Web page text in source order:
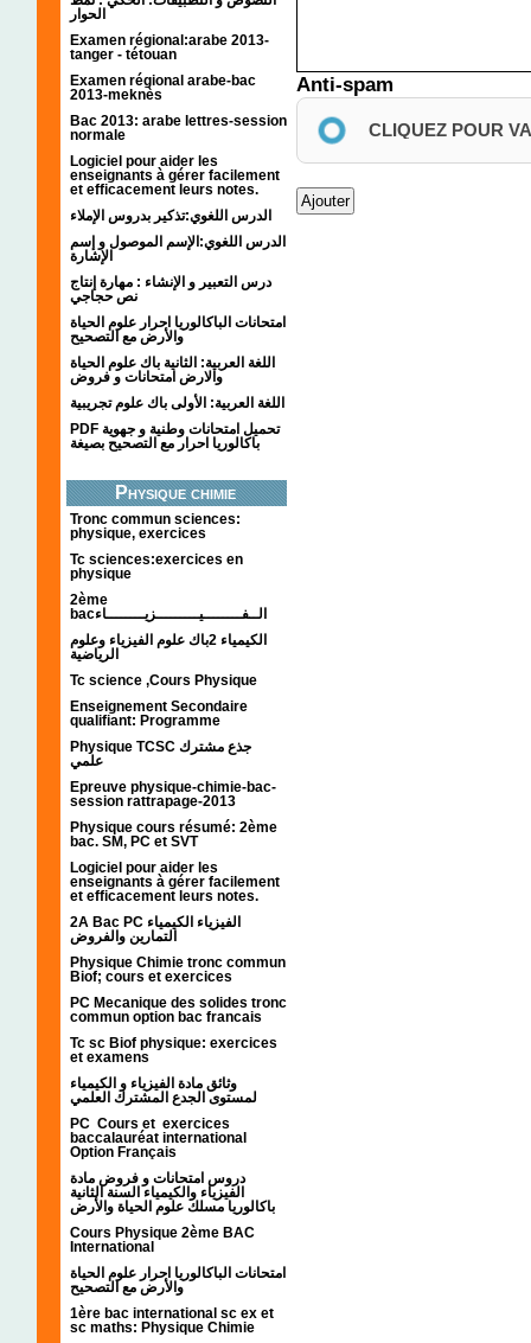
الحوار
Examen régional:arabe 2013-
tanger - tétouan
Examen régional arabe-bac
2013-meknès
Bac 2013: arabe lettres-session
normale
Logiciel pour aider les
enseignants à gérer facilement
et efficacement leurs notes.
الدرس اللغوي:تذكير بدروس الإملاء
الدرس اللغوي:الإسم الموصول و إسم
الإشارة
درس التعبير و الإنشاء : مهارة إنتاج
نص حجاجي
امتحانات الباكالوريا احرار علوم الحياة
والأرض مع التصحيح
اللغة العربية: الثانية باك علوم الحياة
والارض امتحانات و فروض
اللغة العربية: الأولى باك علوم تجريبية
PDF تحميل امتحانات وطنية و جهوية
باكالوريا احرار مع التصحيح بصيغة
Physique chimie
Tronc commun sciences:
physique, exercices
Tc sciences:exercices en
physique
2ème
bacالــفــــــــيـــــــــزيــــــــاء
الكيمياء 2باك علوم الفيزياء وعلوم
الرياضية
Tc science ,Cours Physique
Enseignement Secondaire
qualifiant: Programme
Physique TCSC جذع مشترك
علمي
Epreuve physique-chimie-bac-
session rattrapage-2013
Physique cours résumé: 2ème
bac. SM, PC et SVT
Logiciel pour aider les
enseignants à gérer facilement
et efficacement leurs notes.
2A Bac PC الفيزياء الكيمياء
التمارين والفروض
Physique Chimie tronc commun
Biof; cours et exercices
PC Mecanique des solides tronc
commun option bac francais
Tc sc Biof physique: exercices
et examens
وثائق مادة الفيزياء و الكيمياء
PC Cours et exercices
baccalauréat international
Option Français
دروس امتحانات و فروض مادة
الفيزياء والكيمياء السنة الثانية
باكالوريا مسلك علوم الحياة والأرض
Cours Physique 2ème BAC
International
امتحانات الباكالوريا احرار علوم الحياة
والأرض مع التصحيح
1ère bac international sc ex et
sc maths: Physique Chimie
Anti-spam
CLIQUEZ POUR